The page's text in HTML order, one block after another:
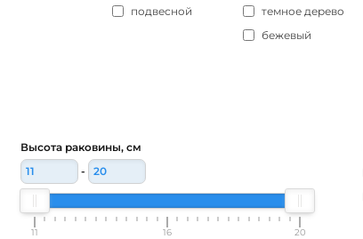
подвесной
темное дерево
бежевый
Высота раковины, см
-
11 16 20